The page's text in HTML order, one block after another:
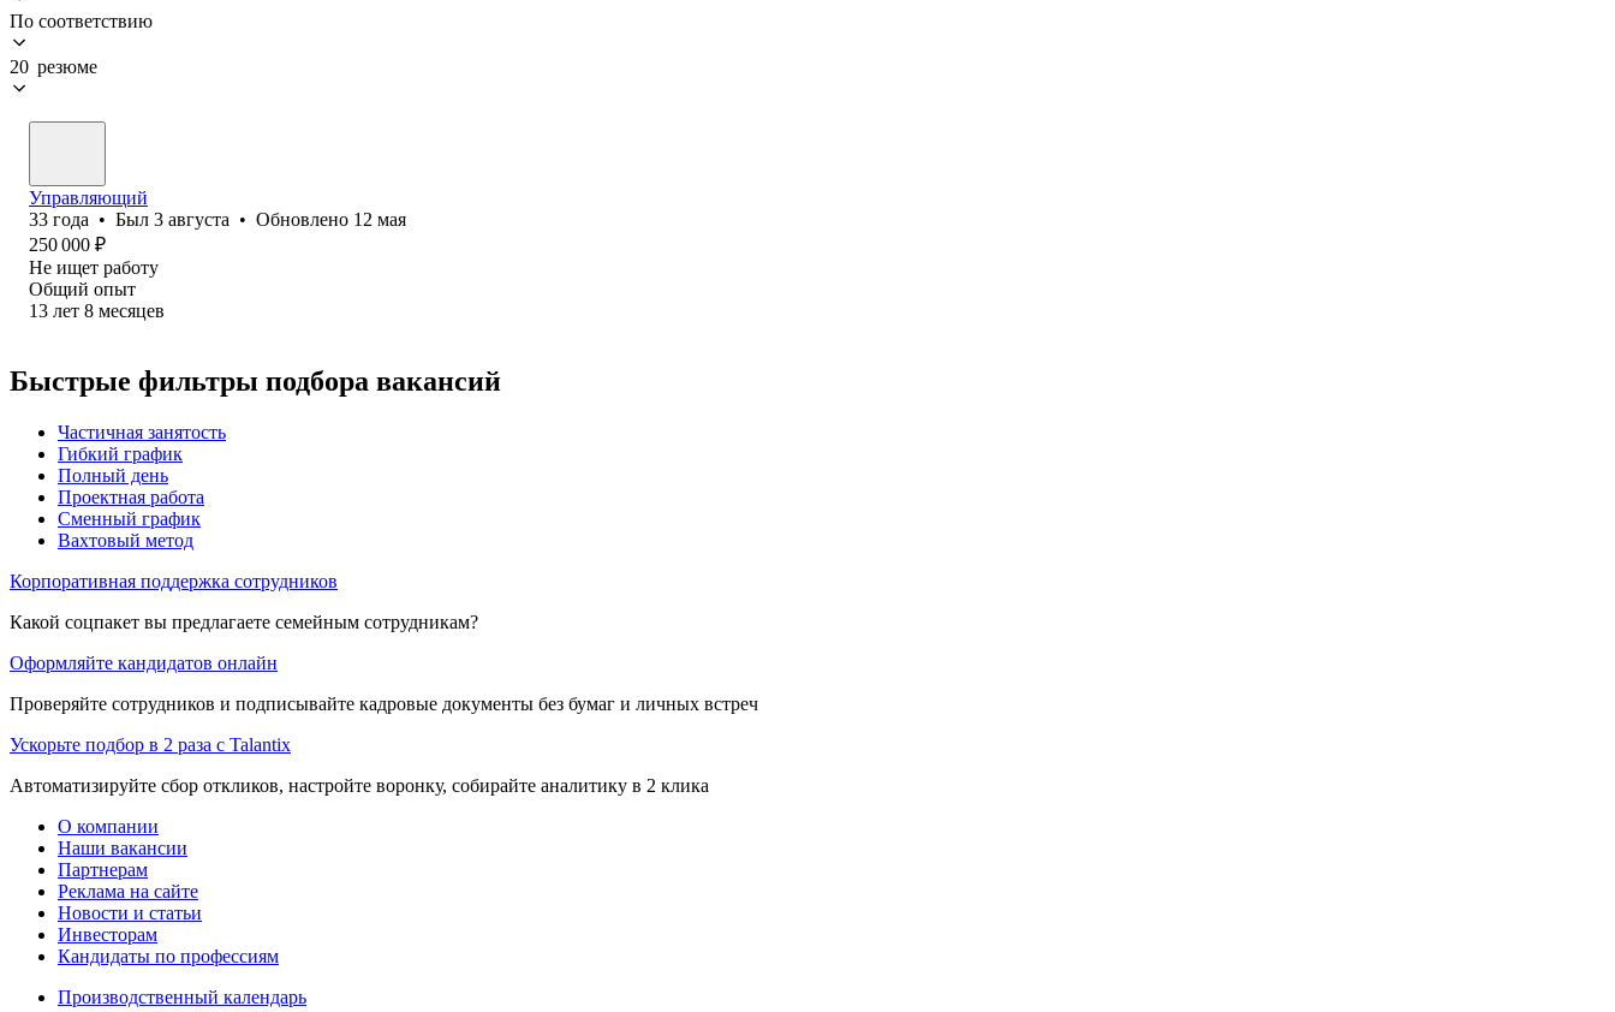
По соответствию
20 резюме
Управляющий
33 года • Был 3 августа • Обновлено 12 мая
250 000 ₽
Не ищет работу
Общий опыт
13 лет 8 месяцев
Быстрые фильтры подбора вакансий
Частичная занятость
Гибкий график
Полный день
Проектная работа
Сменный график
Вахтовый метод
Корпоративная поддержка сотрудников
Какой соцпакет вы предлагаете семейным сотрудникам?
Оформляйте кандидатов онлайн
Проверяйте сотрудников и подписывайте кадровые документы без бумаг и личных встреч
Ускорьте подбор в 2 раза с Talantix
Автоматизируйте сбор откликов, настройте воронку, собирайте аналитику в 2 клика
О компании
Наши вакансии
Партнерам
Реклама на сайте
Новости и статьи
Инвесторам
Кандидаты по профессиям
Производственный календарь